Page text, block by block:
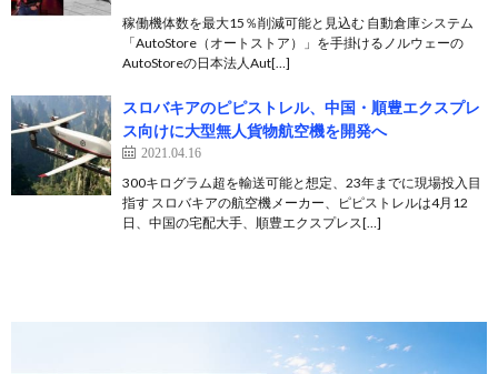
稼働機体数を最大15％削減可能と見込む 自動倉庫システム
「AutoStore（オートストア）」を手掛けるノルウェーの
AutoStoreの日本法人Aut[…]
スロバキアのピピストレル、中国・順豊エクスプレ
ス向けに大型無人貨物航空機を開発へ
2021.04.16
300キログラム超を輸送可能と想定、23年までに現場投入目
指す スロバキアの航空機メーカー、ピピストレルは4月12
日、中国の宅配大手、順豊エクスプレス[…]